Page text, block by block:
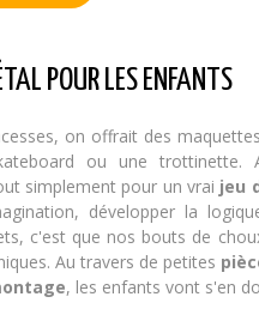
POUR LES ENFANTS
on offrait des
ou une trottinette.
simplement pour un vrai jeu
développer la
c'est que nos bouts de
Au travers de petites
, les enfants vont s'en